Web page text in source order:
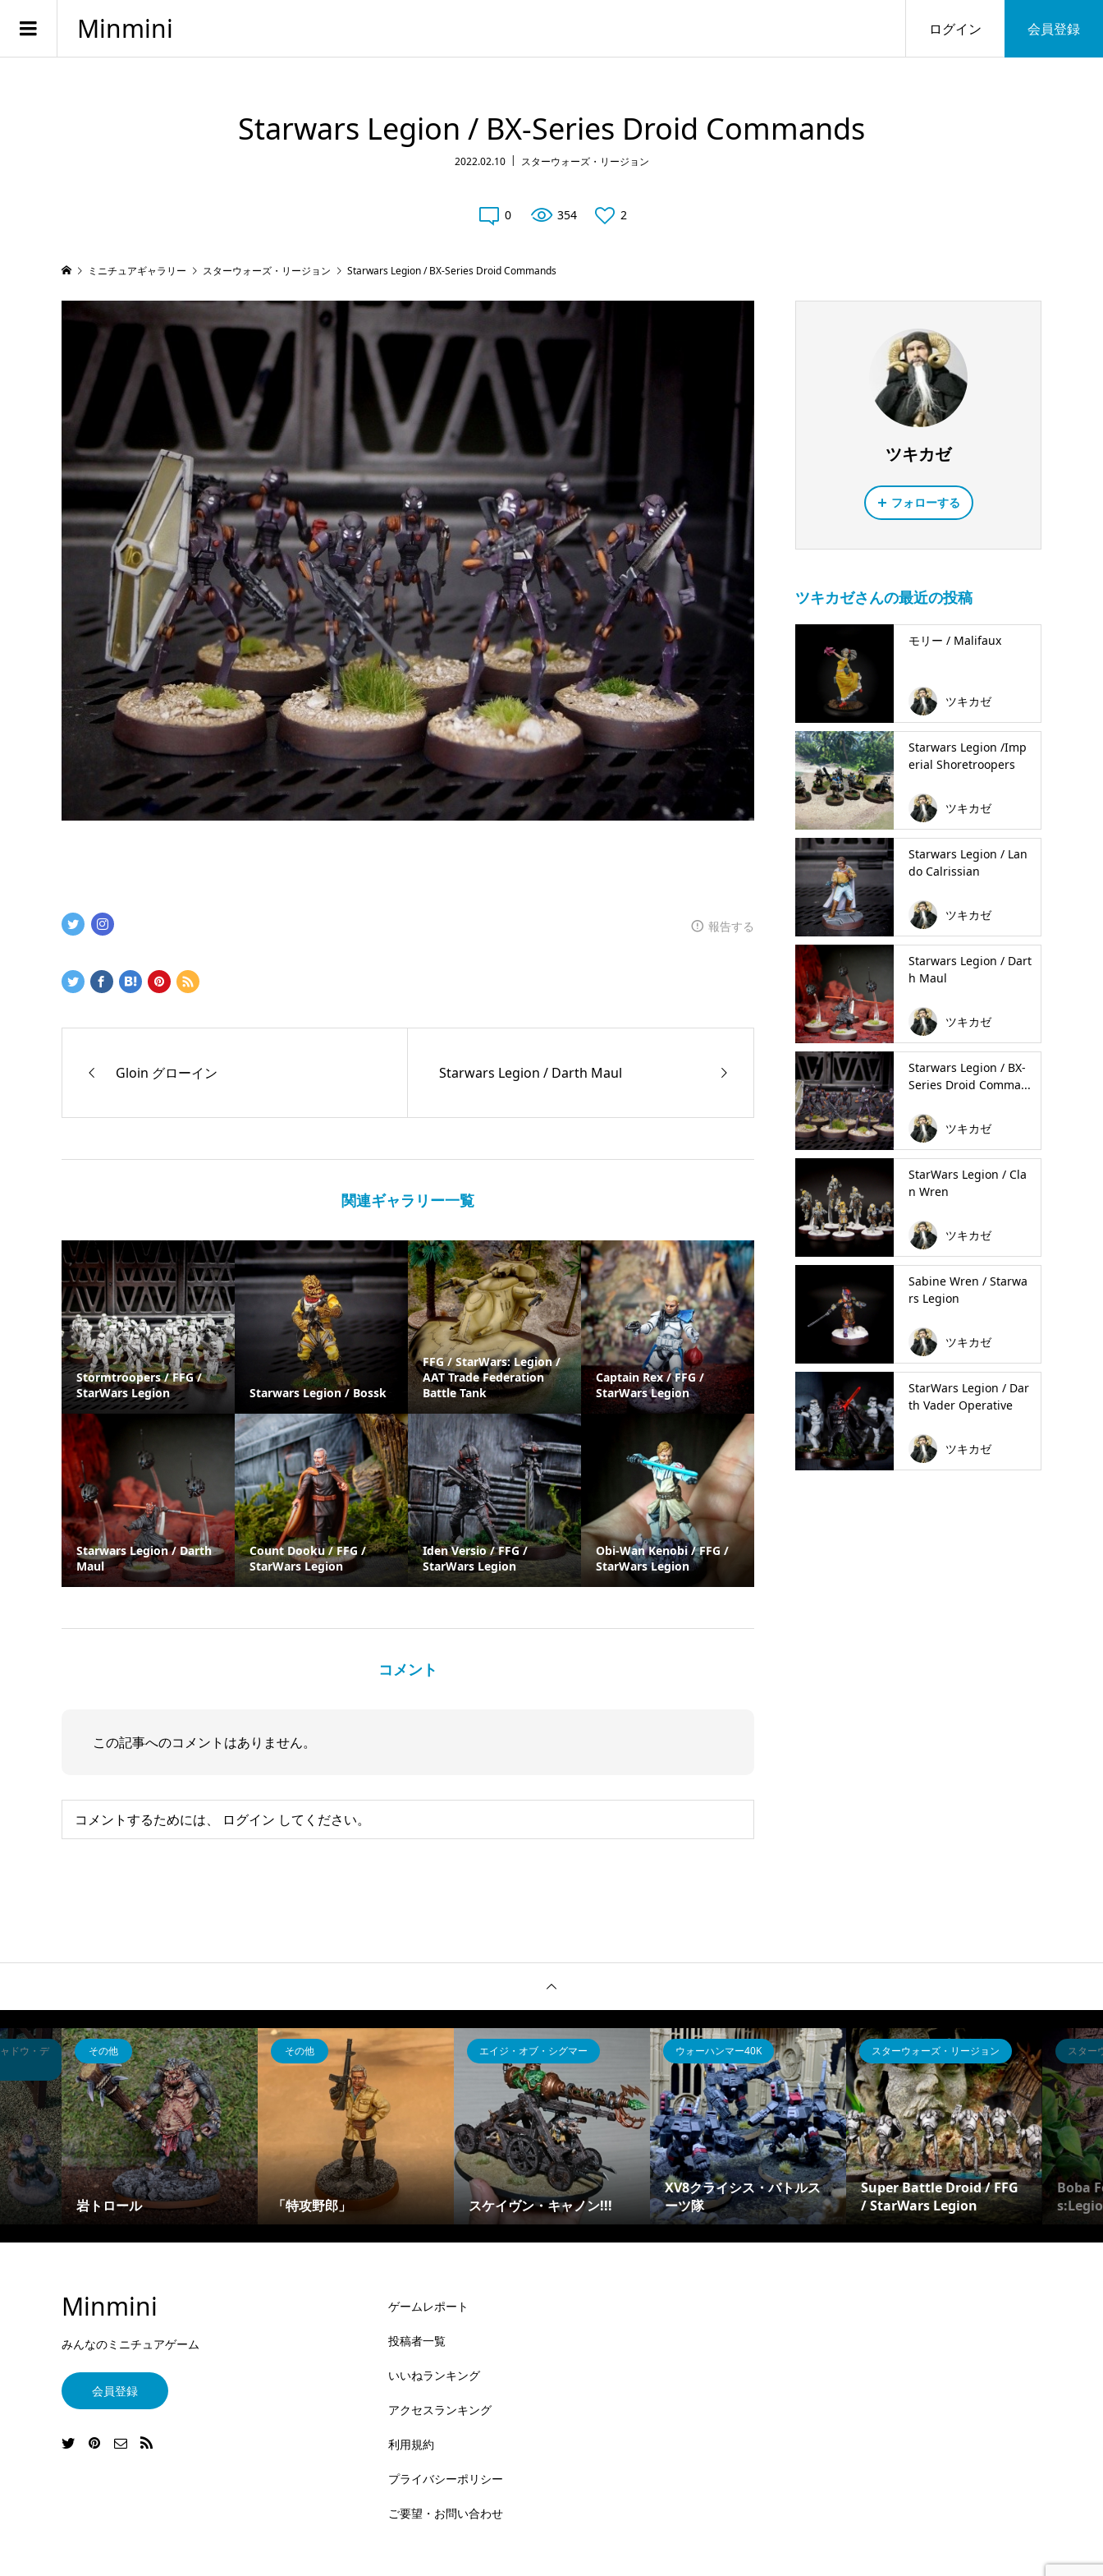
Minmini ログイン 会員登録
Starwars Legion / BX-Series Droid Commands
2022.02.10 スターウォーズ・リージョン
0 354 2
ミニチュアギャラリー スターウォーズ・リージョン Starwars Legion / BX-Series Droid Commands
報告する
Gloin グローイン Starwars Legion / Darth Maul
関連ギャラリー一覧
Stormtroopers / FFG /
StarWars Legion
Starwars Legion / Bossk
FFG / StarWars: Legion /
AAT Trade Federation
Battle Tank
Captain Rex / FFG /
StarWars Legion
Starwars Legion / Darth
Maul
Count Dooku / FFG /
StarWars Legion
Iden Versio / FFG /
StarWars Legion
Obi-Wan Kenobi / FFG /
StarWars Legion
コメント
この記事へのコメントはありません。
コメントするためには、 ログイン してください。
ツキカゼ
フォローする
ツキカゼさんの最近の投稿
モリー / Malifaux
ツキカゼ
Starwars Legion /Imp
erial Shoretroopers
ツキカゼ
Starwars Legion / Lan
do Calrissian
ツキカゼ
Starwars Legion / Dart
h Maul
ツキカゼ
Starwars Legion / BX-
Series Droid Comma...
ツキカゼ
StarWars Legion / Cla
n Wren
ツキカゼ
Sabine Wren / Starwa
rs Legion
ツキカゼ
StarWars Legion / Dar
th Vader Operative
ツキカゼ
スターウォーズ・リージョン
Super Battle Droid / FFG
/ StarWars Legion
スターウォーズ・リージョン
Boba Fett / FFG / StarWar
s:Legion
ゴッドティアー
[WIP] ランドスライド
その他
ウォーハンマー トゥームバ
ンシー
インペリアルアサルト
Fenn Signis / FFG / Imper
ial Assault
ミドルアース
シタデル「指
間 ボロミア」
Minmini
みんなのミニチュアゲーム
会員登録
ゲームレポート
投稿者一覧
いいねランキング
アクセスランキング
利用規約
プライバシーポリシー
ご要望・お問い合わせ